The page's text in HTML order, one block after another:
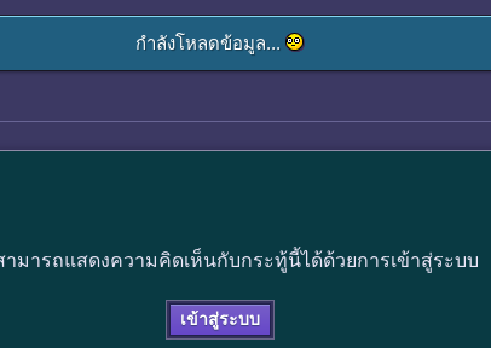
กำลังโหลดข้อมูล...
มารถแสดงความคิดเห็นกับกระทู้นี้ได้ด้วยการเข้าสู่ระบบ
เข้าสู่ระบบ